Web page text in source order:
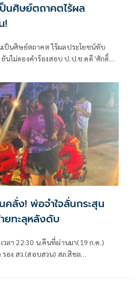
ป็นศิษย์ตถาคตไร้ผล
!
ป็นศิษย์ตถาคต ไร้ผลประโยชน์ทับ
นไม่ดองคำร้องสอบ ป.ป.ช.คดี 'ศักดิ์
คลั่ง! พ่อจำใจลั่นกระสุน
ยทะลุหลังดับ
วลา 22.30 น.คืนที่ผ่านมา(19 ก.ค.)
อง สว.(สอบสวน) สภ.สิชล